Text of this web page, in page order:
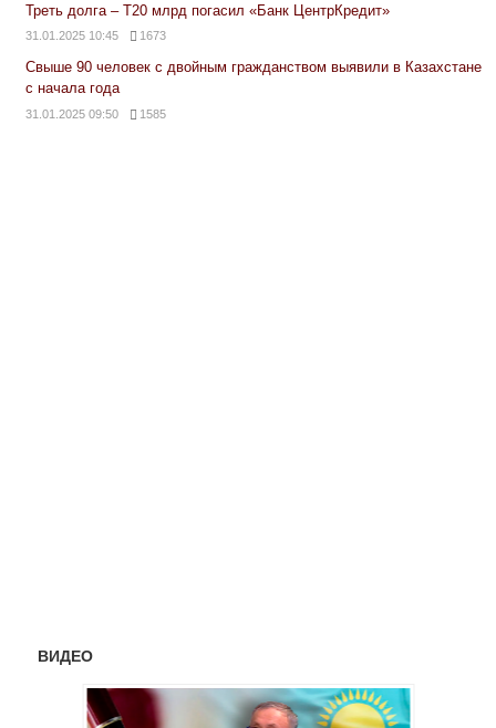
Треть долга – Т20 млрд погасил «Банк ЦентрКредит»
31.01.2025 10:45 1673
Свыше 90 человек с двойным гражданством выявили в Казахстане
с начала года
31.01.2025 09:50 1585
ВИДЕО